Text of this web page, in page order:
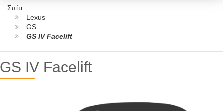
Σπίτι
Lexus
GS
GS IV Facelift
GS IV Facelift